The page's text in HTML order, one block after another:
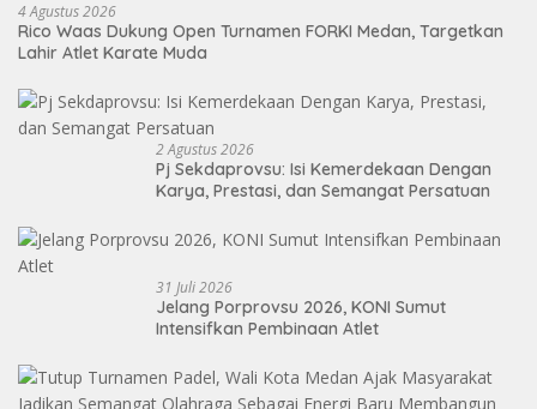
4 Agustus 2026
Rico Waas Dukung Open Turnamen FORKI Medan, Targetkan
Lahir Atlet Karate Muda
2 Agustus 2026
Pj Sekdaprovsu: Isi Kemerdekaan Dengan
Karya, Prestasi, dan Semangat Persatuan
31 Juli 2026
Jelang Porprovsu 2026, KONI Sumut
Intensifkan Pembinaan Atlet